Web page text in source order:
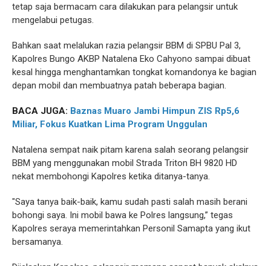
tetap saja bermacam cara dilakukan para pelangsir untuk
mengelabui petugas.
Bahkan saat melalukan razia pelangsir BBM di SPBU Pal 3,
Kapolres Bungo AKBP Natalena Eko Cahyono sampai dibuat
kesal hingga menghantamkan tongkat komandonya ke bagian
depan mobil dan membuatnya patah beberapa bagian.
BACA JUGA: Baznas Muaro Jambi Himpun ZIS Rp5,6
Miliar, Fokus Kuatkan Lima Program Unggulan
Natalena sempat naik pitam karena salah seorang pelangsir
BBM yang menggunakan mobil Strada Triton BH 9820 HD
nekat membohongi Kapolres ketika ditanya-tanya.
"Saya tanya baik-baik, kamu sudah pasti salah masih berani
bohongi saya. Ini mobil bawa ke Polres langsung,” tegas
Kapolres seraya memerintahkan Personil Samapta yang ikut
bersamanya.